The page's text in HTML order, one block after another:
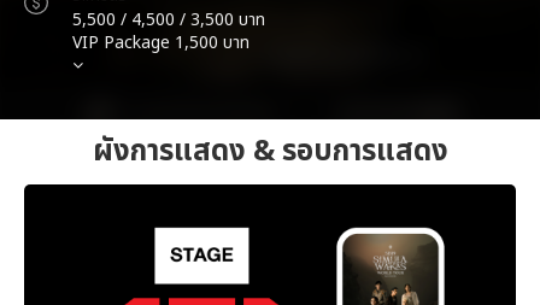
5,500 / 4,500 / 3,500 บาท
VIP Package 1,500 บาท
ผังการแสดง & รอบการแสดง